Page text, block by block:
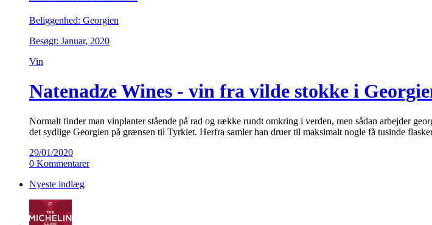
Beliggenhed: Georgien
Besøgt: Januar, 2020
Vin
Natenadze Wines - vin fra vilde stokke i
Normalt finder man vinplanter stående på rad og række rundt omkring i verden, men sådan arbejder
det sydlige Georgien på grænsen til Tyrkiet. Herfra samler han druer til maksimalt nogle få tusinde
29/01/2020
0 Kommentarer
Nyeste indlæg